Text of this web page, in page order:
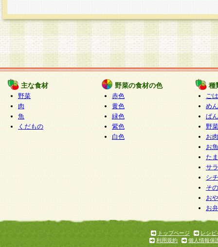
主な食材
野菜
肉
魚
くだもの
野菜の食材の色
赤色
黄色
緑色
紫色
白色
種
ご
めん
ぱん
野
お
お
た
サ
シ
そ
お
お
トップページ
レシピ
利用規約
個人情報保